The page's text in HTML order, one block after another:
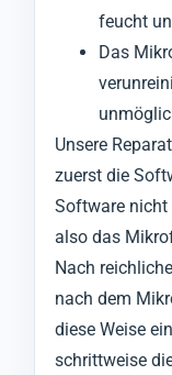
feucht
Das
Unsere
zuerst die
Software nicht
also das
Nach
nach dem
diese Weise
schrittweise